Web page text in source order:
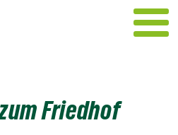
Friedhof